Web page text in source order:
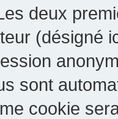
deux
(désigné
sont
cookie